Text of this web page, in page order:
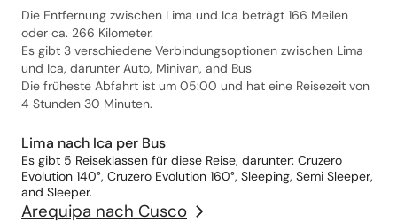
Die Entfernung zwischen Lima und Ica beträgt 166 Meilen
oder ca. 266 Kilometer.
Es gibt 3 verschiedene Verbindungsoptionen zwischen Lima
und Ica, darunter Auto, Minivan, and Bus
Die früheste Abfahrt ist um 05:00 und hat eine Reisezeit von
4 Stunden 30 Minuten.
Lima nach Ica per Bus
Es gibt 5 Reiseklassen für diese Reise, darunter: Cruzero
Evolution 140°, Cruzero Evolution 160°, Sleeping, Semi Sleeper,
and Sleeper.
Arequipa nach Cusco